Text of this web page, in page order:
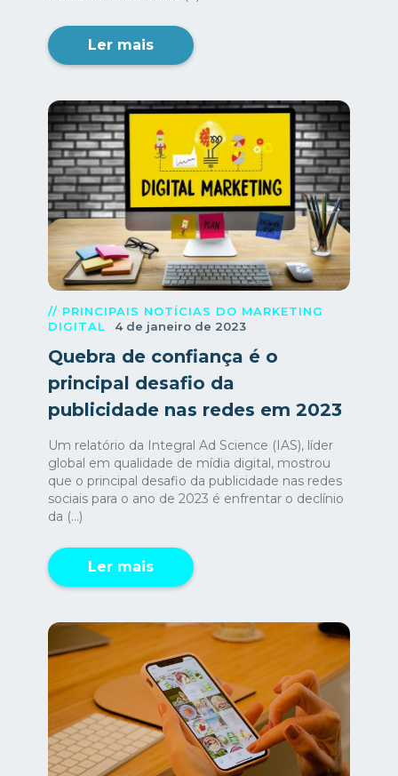
Ler mais
// PRINCIPAIS NOTÍCIAS DO MARKETING
DIGITAL
4 de janeiro de 2023
Quebra de confiança é o
principal desafio da
publicidade nas redes em 2023
Um relatório da Integral Ad Science (IAS), líder
global em qualidade de mídia digital, mostrou
que o principal desafio da publicidade nas redes
sociais para o ano de 2023 é enfrentar o declínio
da (...)
Ler mais